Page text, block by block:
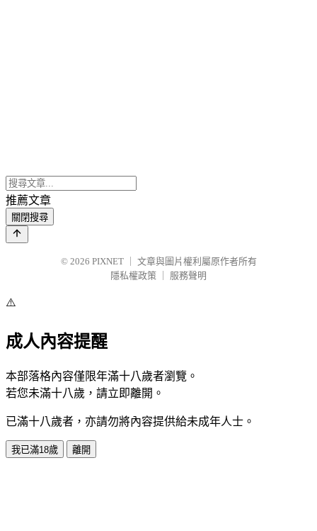
推薦文章
關閉搜尋
© 2026 PIXNET
文章與圖片權利屬原作者所有
隱私權政策
服務聲明
⚠️
成人內容提醒
本部落格內容僅限年滿十八歲者瀏覽。
若您未滿十八歲，請立即離開。
已滿十八歲者，亦請勿將內容提供給未成年人士。
我已滿18歲 離開